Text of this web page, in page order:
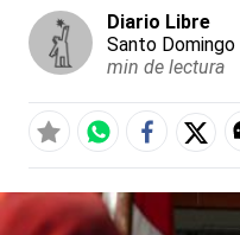
Diario Libre
Santo Domingo
min de lectura